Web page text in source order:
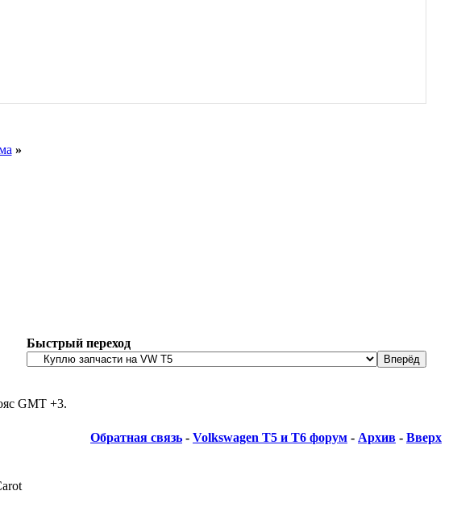
»
Быстрый переход
GMT +3.
Обратная связь - Volkswagen T5 и Т6 форум - Архив - Вверх